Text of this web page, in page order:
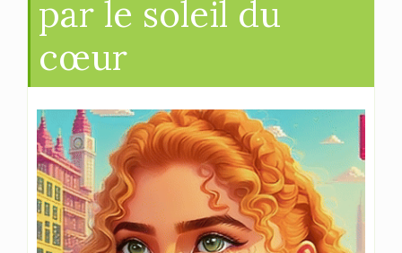
par le soleil du
cœur